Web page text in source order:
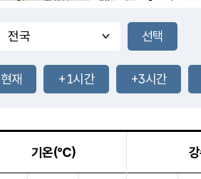
-mm
29.7
℃
30.1℃
1.6m/s
-mm
-mm
2.8 m/s
현재 +1시간 +3시간
기온(℃)